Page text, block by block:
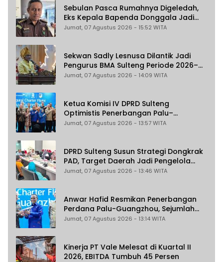
Sebulan Pasca Rumahnya Digeledah,
Eks Kepala Bapenda Donggala Jadi
Tersangka Dugaan Korupsi
Jumat, 07 Agustus 2026 - 15:52 WITA
Sekwan Sadly Lesnusa Dilantik Jadi
Pengurus BMA Sulteng Periode 2026–
2031
Jumat, 07 Agustus 2026 - 14:09 WITA
Ketua Komisi IV DPRD Sulteng
Optimistis Penerbangan Palu–
Guangzhou Dongkrak Ekspor dan
Jumat, 07 Agustus 2026 - 13:57 WITA
DPRD Sulteng Susun Strategi Dongkrak
PAD, Target Daerah Jadi Pengelola
Sekaligus Penghasil
Jumat, 07 Agustus 2026 - 13:46 WITA
Anwar Hafid Resmikan Penerbangan
Perdana Palu-Guangzhou, Sejumlah
Maskapai Jajaki Rute Malaysia dan
Jumat, 07 Agustus 2026 - 13:14 WITA
Kinerja PT Vale Melesat di Kuartal II
2026, EBITDA Tumbuh 45 Persen